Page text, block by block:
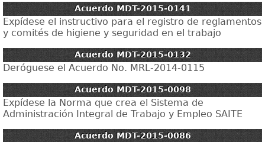
Acuerdo MDT-2015-0141
Expídese el instructivo para el registro de reglamentos
y comités de higiene y seguridad en el trabajo
Acuerdo MDT-2015-0132
Deróguese el Acuerdo No. MRL-2014-0115
Acuerdo MDT-2015-0098
Expídese la Norma que crea el Sistema de
Administración Integral de Trabajo y Empleo SAITE
Acuerdo MDT-2015-0086